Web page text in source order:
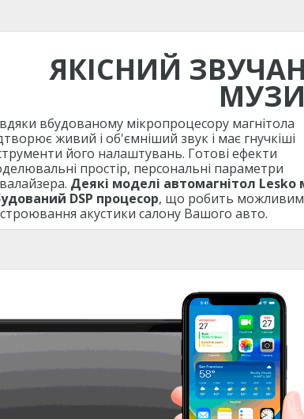
ЯКІСНИЙ
вбудованому мікропроцесору магнітола
живий і об'ємніший звук і має гнучкіші
його налаштувань. Готові ефекти
простір, персональні параметри
Деякі моделі автомагнітол
DSP процесор, що робить
акустики салону Вашого авто.